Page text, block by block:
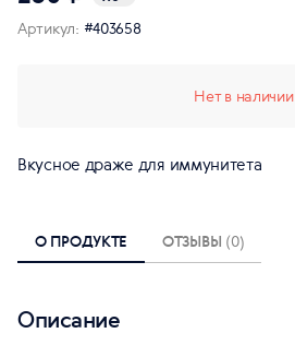
Вкусное драже для иммунитета
Нет в наличии
Артикул: #403658
О ПРОДУКТЕ ОТЗЫВЫ (0)
Описание